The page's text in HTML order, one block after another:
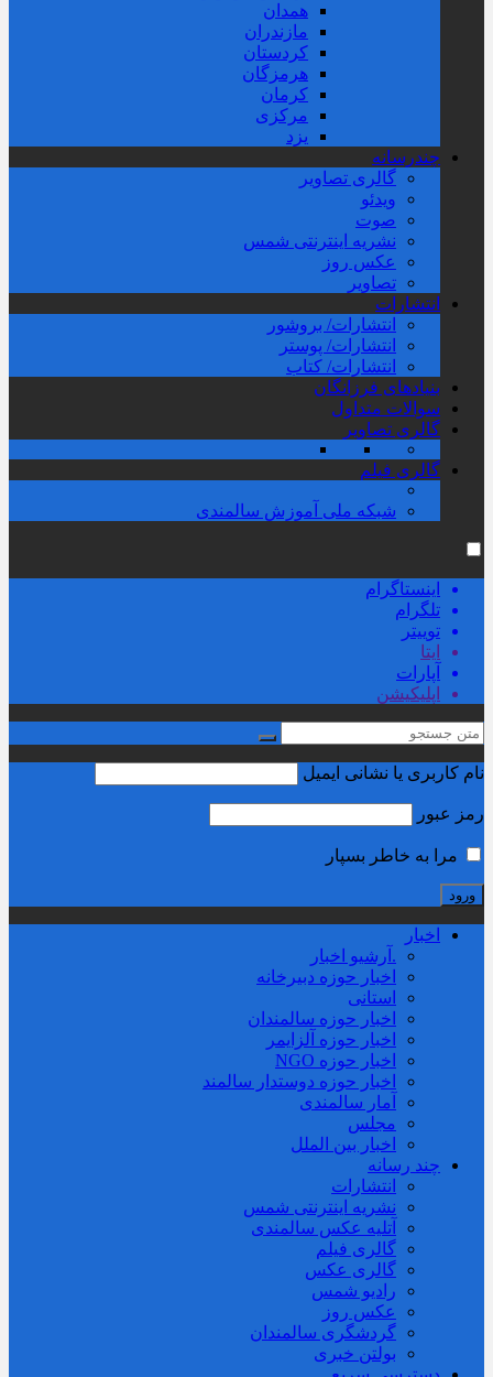
همدان
مازندران
کردستان
هرمزگان
کرمان
مرکزی
یزد
چندرسانه
گالری تصاویر
ویدئو
صوت
نشریه اینترنتی شمس
عکس روز
تصاویر
انتشارات
انتشارات/ بروشور
انتشارات/ پوستر
انتشارات/ کتاب
بنیادهای فرزانگان
سوالات متداول
گالری تصاویر
گالری فیلم
شبکه ملی آموزش سالمندی
اینستاگرام
تلگرام
توییتر
ایتا
آپارات
اپلیکیشن
نام کاربری یا نشانی ایمیل
رمز عبور
مرا به خاطر بسپار
اخبار
.آرشیو اخبار
اخبار حوزه دبیرخانه
استانی
اخبار حوزه سالمندان
اخبار حوزه آلزايمر
اخبار حوزه NGO
اخبار حوزه دوستدار سالمند
آمار سالمندی
مجلس
اخبار بین الملل
چند رسانه
انتشارات
نشریه اینترنتی شمس
آتلیه عکس سالمندی
گالری فیلم
گالری عکس
رادیو شمس
عکس روز
گردشگری سالمندان
بولتن خبری